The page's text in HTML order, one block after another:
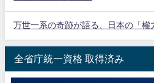
万世一系の奇跡が語る、日本の「權
全省庁統一資格 取得済み